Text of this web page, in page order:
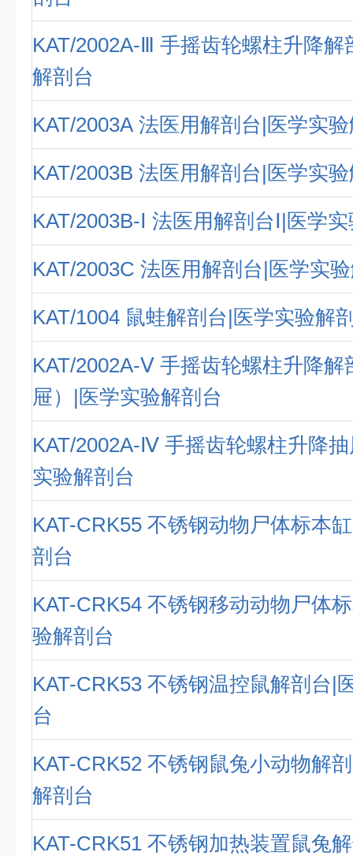
KAT/2002A-Ⅲ 手摇齿轮螺柱升降解
解剖台
KAT/2003A 法医用解剖台|医学实
KAT/2003B 法医用解剖台|医学实
KAT/2003B-Ⅰ 法医用解剖台Ⅰ|医学
KAT/2003C 法医用解剖台|医学实
KAT/1004 鼠蛙解剖台|医学实验解
KAT/2002A-Ⅴ 手摇齿轮螺柱升降解
屉）|医学实验解剖台
KAT/2002A-Ⅳ 手摇齿轮螺柱升降
实验解剖台
KAT-CRK55 不锈钢动物尸体标本
剖台
KAT-CRK54 不锈钢移动动物尸体
验解剖台
KAT-CRK53 不锈钢温控鼠解剖台|
台
KAT-CRK52 不锈钢鼠兔小动物解
解剖台
KAT-CRK51 不锈钢加热装置鼠兔